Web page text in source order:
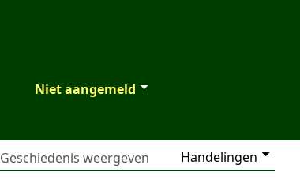
Niet aangemeld
Handelingen
Geschiedenis weergeven